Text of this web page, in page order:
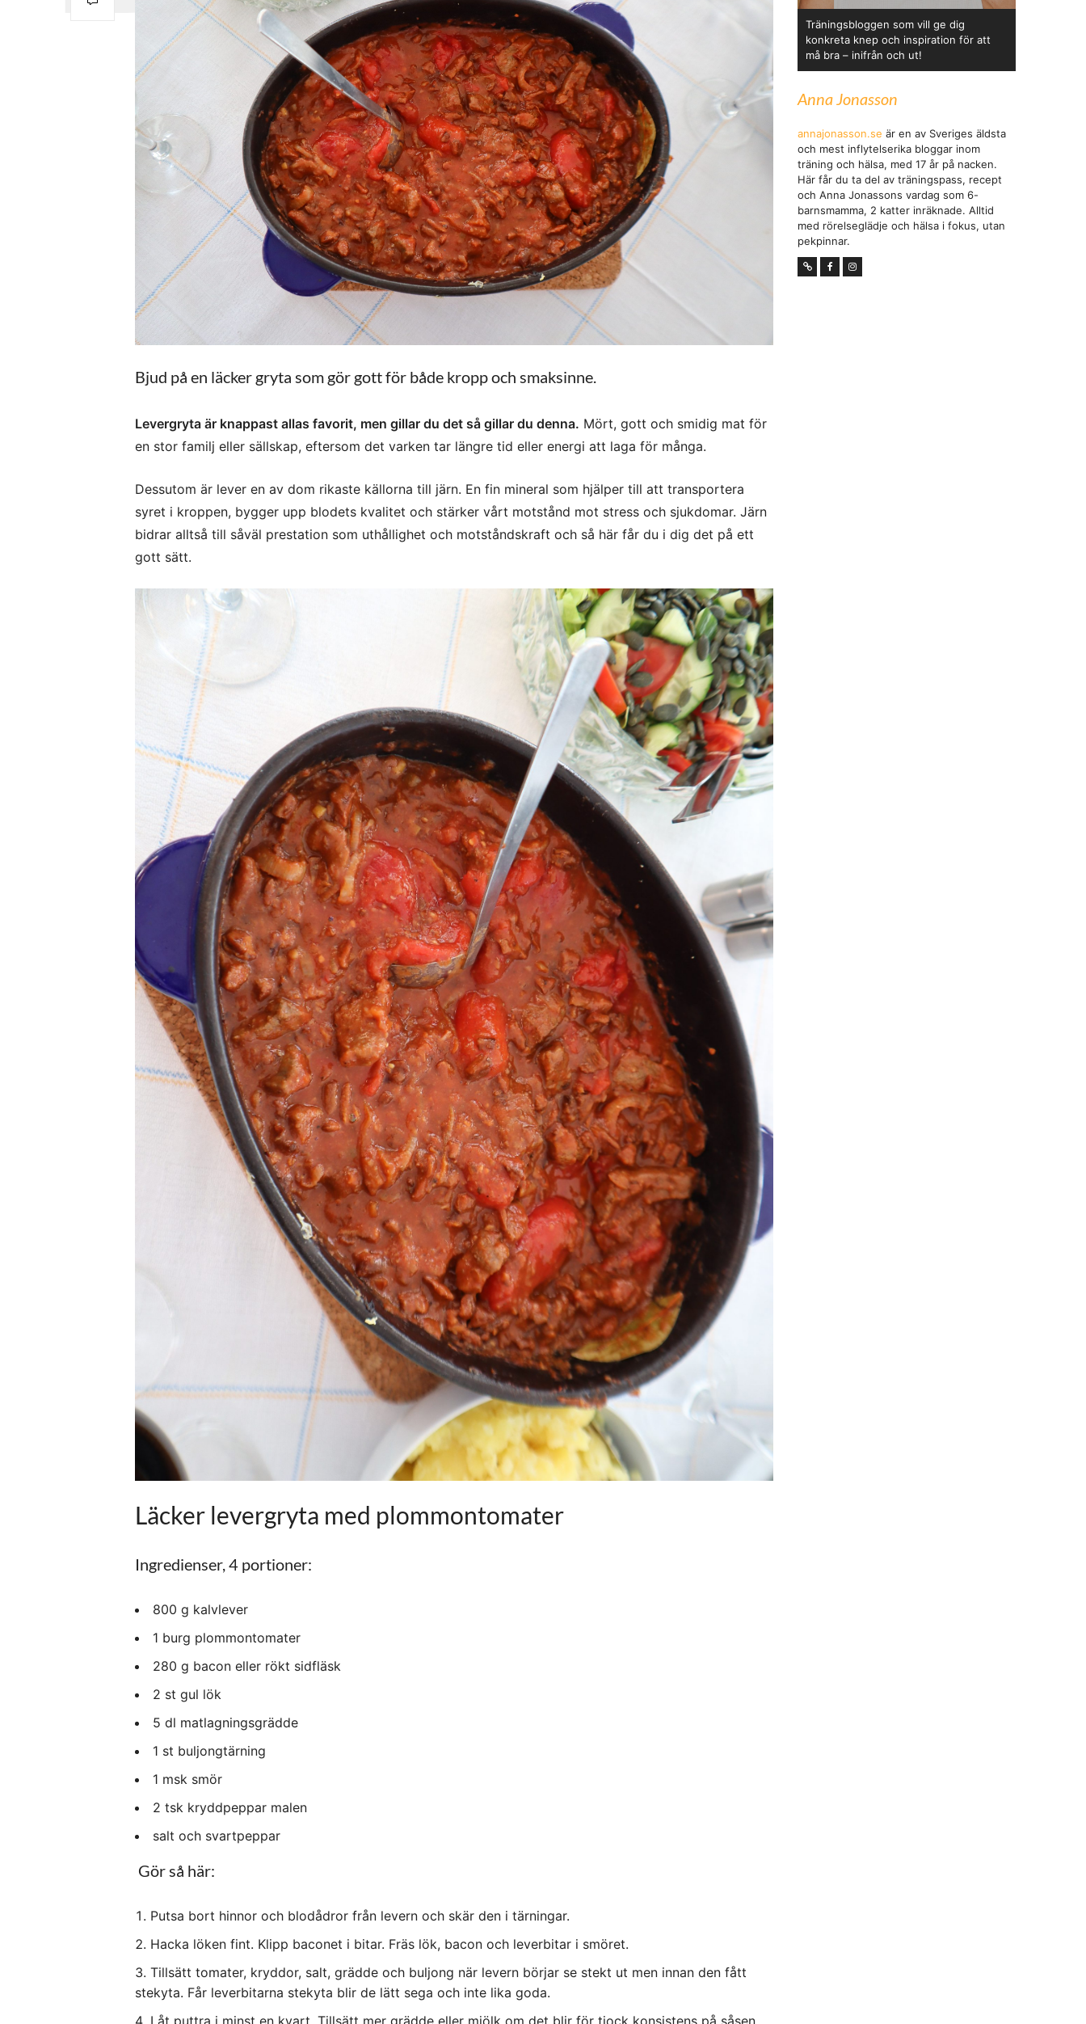
Bjud på en läcker gryta som gör gott för både kropp och smaksinne.
Levergryta är knappast allas favorit, men gillar du det så gillar du denna. Mört, gott och smidig mat för
en stor familj eller sällskap, eftersom det varken tar längre tid eller energi att laga för många.
Dessutom är lever en av dom rikaste källorna till järn. En fin mineral som hjälper till att transportera
syret i kroppen, bygger upp blodets kvalitet och stärker vårt motstånd mot stress och sjukdomar. Järn
bidrar alltså till såväl prestation som uthållighet och motståndskraft och så här får du i dig det på ett
gott sätt.
Läcker levergryta med plommontomater
Ingredienser, 4 portioner:
800 g kalvlever
1 burg plommontomater
280 g bacon eller rökt sidfläsk
2 st gul lök
5 dl matlagningsgrädde
1 st buljongtärning
1 msk smör
2 tsk kryddpeppar malen
salt och svartpeppar
Gör så här:
Putsa bort hinnor och blodådror från levern och skär den i tärningar.
Hacka löken fint. Klipp baconet i bitar. Fräs lök, bacon och leverbitar i smöret.
Tillsätt tomater, kryddor, salt, grädde och buljong när levern börjar se stekt ut men innan den fått
stekyta. Får leverbitarna stekyta blir de lätt sega och inte lika goda.
Låt puttra i minst en kvart. Tillsätt mer grädde eller mjölk om det blir för tjock konsistens på såsen.
Träningsbloggen som vill ge dig
konkreta knep och inspiration för att
må bra – inifrån och ut!
Anna Jonasson
annajonasson.se är en av Sveriges äldsta
och mest inflytelserika bloggar inom
träning och hälsa, med 17 år på nacken.
Här får du ta del av träningspass, recept
och Anna Jonassons vardag som 6-
barnsmamma, 2 katter inräknade. Alltid
med rörelseglädje och hälsa i fokus, utan
pekpinnar.